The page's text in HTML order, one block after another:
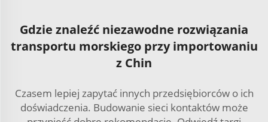
Gdzie znaleźć niezawodne rozwiązania
transportu morskiego przy importowaniu
z Chin
Czasem lepiej zapytać innych przedsiębiorców o ich
doświadczenia. Budowanie sieci kontaktów może